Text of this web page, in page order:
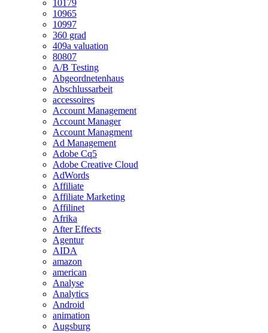
10179
10965
10997
360 grad
409a valuation
80807
A/B Testing
Abgeordnetenhaus
Abschlussarbeit
accessoires
Account Management
Account Manager
Account Managment
Ad Management
Adobe Cq5
Adobe Creative Cloud
AdWords
Affiliate
Affiliate Marketing
Affilinet
Afrika
After Effects
Agentur
AIDA
amazon
american
Analyse
Analytics
Android
animation
Augsburg